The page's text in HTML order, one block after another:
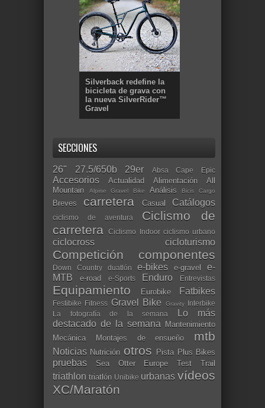
Silverback redefine la
bicicleta de grava con
la nueva SilverRider™
Gravel
SECCIONES
26" 27.5/650b 29er Absa Cape Epic
Accesorios Actualidad Alimentación
All
Mountain
Alpine Gravel Bike Análisis Bicis Cargo
Breves carretera Casual Catálogos
ciclismo de aventura
Ciclismo de
carretera
Ciclismo Indoor ciclismo urbano
ciclocross cicloturismo
Competición componentes
Down Country duatlón e-bikes e-gravel
e-
MTB
e-road e-Sports Enduro Entrevistas
Equipamiento Eurobike Fatbikes
Festibike Fitness Gravel Bike Gravity Interbike
La fotografía de la semana
Lo más
destacado de la semana Mantenimiento
Mecánica
Montajes de ensueño mtb
Noticias Nutrición otros Pista Plus Bikes
pruebas Sea Otter Europe Test Trail
triathlon triatlón Unibike urbanas vídeos
XC/Maratón